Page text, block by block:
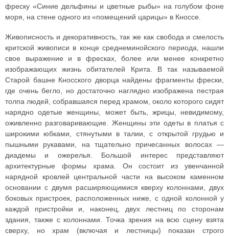
фреску «Синие дельфины и цветные рыбы» на голубом фоне
моря, на стене одного из «помещений царицы» в Кноссе.
Живописность и декоративность, так же как свобода и смелость
критской живописи в конце среднеминойского периода, нашли
свое выражение и в фресках, более или менее конкретно
изображающих жизнь обитателей Крита. В так называемой
Старой башне Кносского дворца найдены фрагменты фрески,
где очень бегло, но достаточно наглядно изображена пестрая
толпа людей, собравшаяся перед храмом, около которого сидят
нарядно одетые женщины, может быть, жрицы, невидимому,
оживленно разговаривающие. Женщины эти одеты в платья с
широкими юбками, стянутыми в талии, с открытой грудью и
пышными рукавами, на тщательно причесанных волосах —
диадемы и ожерелья. Большой интерес представляют
архитектурные формы храма. Он состоит из увенчанной
нарядной кровлей центральной части на высоком каменном
основании с двумя расширяющимися кверху колоннами, двух
боковых пристроек, расположенных ниже, с одной колонной у
каждой пристройки и, наконец, двух лестниц по сторонам
здания, также с колоннами. Точка зрения на всю сцену взята
сверху, но храм (включая и лестницы) показан строго